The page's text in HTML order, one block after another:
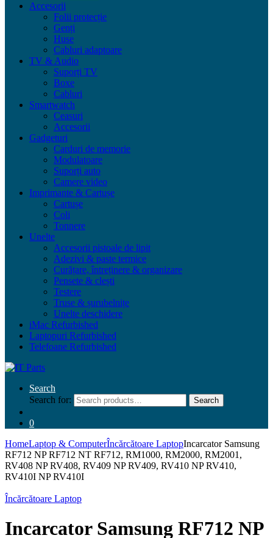
Accesorii
Folii protecție
Genți
Huse
Cabluri adaptoare
TV & Audio
Suporți TV
Boxe
Cabluri
Smartwatch
Ceasuri
Accesorii
Gadgeturi
Carduri de memorie
Modulatoare
Suporți auto
Camere video
Imprimante & Cartușe
Cartușe
Coli
Tonnere
Unelte
Accesorii pistoale de lipit
Adezivi & paste termice
Curățare, întreținere & organizare
Pensete & clești
Testere
Truse & șurubelnițe
Unelte deschidere
iMac Refurbished
Laptopuri Refurbished
Telefoane Refurbished
Search
Search for:
Search
0
HomeLaptop & ComputerÎncărcătoare LaptopIncarcator Samsung
RF712 NP RF712 NT RF712, RM1000, RM2000, RM2001,
RV408 NP RV408, RV409 NP RV409, RV410 NP RV410,
RV410I NP RV410I
Încărcătoare Laptop
Incarcator Samsung RF712 NP